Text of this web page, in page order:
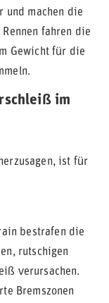
und machen die
fahren die
Gewicht für die
im
ist für
bestrafen die
rutschigen
verursachen.
Bremszonen